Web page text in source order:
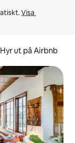
Visa
Hyr ut på Airbnb